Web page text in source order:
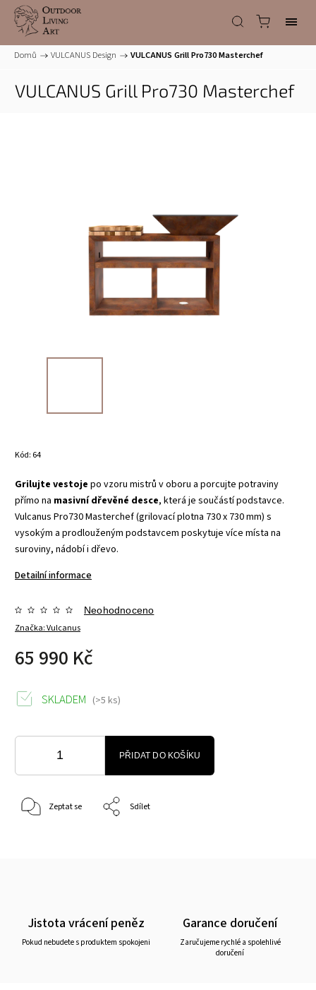
Domů / VULCANUS Design / VULCANUS Grill Pro730 Masterchef
VULCANUS Grill Pro730 Masterchef
Kód: 64
Grilujte vestoje po vzoru mistrů v oboru a porcujte potraviny
přímo na masivní dřevěné desce, která je součástí podstavce.
Vulcanus Pro730 Masterchef (grilovací plotna 730 x 730 mm) s
vysokým a prodlouženým podstavcem poskytuje více místa na
suroviny, nádobí i dřevo.
Detailní informace
Značka:Vulcanus
Neohodnoceno
65 990 Kč
SKLADEM (>5 ks)
PŘIDAT DO KOŠÍKU
Zeptat se Sdílet
Jistota vrácení peněz
Pokud nebudete s produktem spokojeni
Garance doručení
Zaručujeme rychlé a spolehlivé
doručení